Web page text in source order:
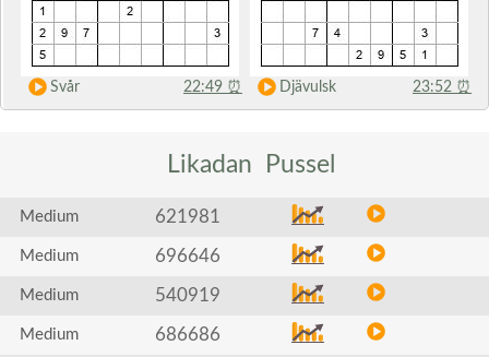
Svår 22:49 ⏰ Djävulsk 23:52 ⏰
Likadan Pussel
Medium 621981
Medium 696646
Medium 540919
Medium 686686